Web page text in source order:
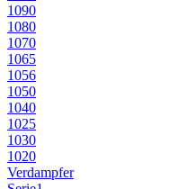
1090
1080
1070
1065
1056
1050
1040
1025
1030
1020
Verdampfer